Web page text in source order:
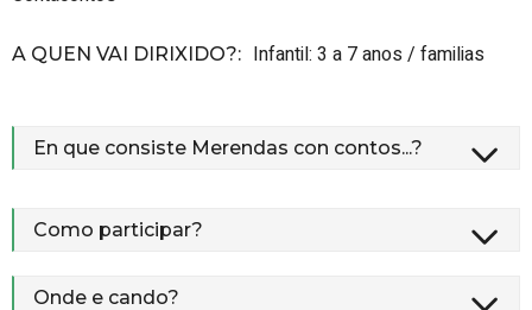
A QUEN VAI DIRIXIDO?: Infantil: 3 a 7 anos / familias
En que consiste Merendas con contos...?
Como participar?
Onde e cando?